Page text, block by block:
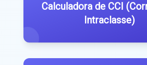
Calculadora de CCI
Intraclasse)